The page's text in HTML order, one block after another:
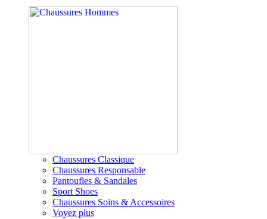
Chaussures Classique
Chaussures Responsable
Pantoufles & Sandales
Sport Shoes
Chaussures Soins & Accessoires
Voyez plus